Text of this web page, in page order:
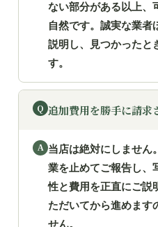
ない部分がある以上、
自然です。誠実な業者
説明し、見つかったと
す。
追加費用を勝手に請求
当店は絶対にしません
業を止めてご報告し、
性と費用を正直にご説
ただいてから進めます
せん。